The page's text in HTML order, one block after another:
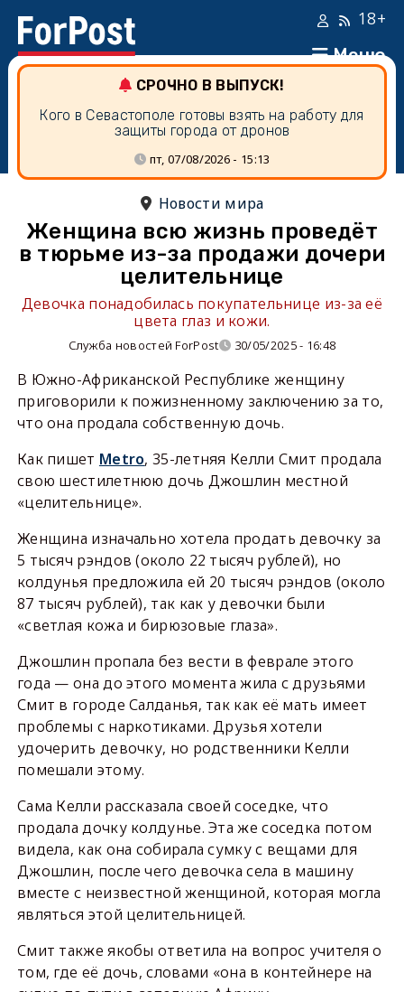
Меню
18+
СРОЧНО В ВЫПУСК!
Кого в Севастополе готовы взять на работу для
защиты города от дронов
пт, 07/08/2026 - 15:13
Новости мира
Женщина всю жизнь проведёт
в тюрьме из-за продажи дочери
целительнице
Девочка понадобилась покупательнице из-за её
цвета глаз и кожи.
Служба новостей ForPost 30/05/2025 - 16:48
В Южно-Африканской Республике женщину
приговорили к пожизненному заключению за то,
что она продала собственную дочь.
Как пишет Metro, 35-летняя Келли Смит продала
свою шестилетнюю дочь Джошлин местной
«целительнице».
Женщина изначально хотела продать девочку за
5 тысяч рэндов (около 22 тысяч рублей), но
колдунья предложила ей 20 тысяч рэндов (около
87 тысяч рублей), так как у девочки были
«светлая кожа и бирюзовые глаза».
Джошлин пропала без вести в феврале этого
года — она до этого момента жила с друзьями
Смит в городе Салданья, так как её мать имеет
проблемы с наркотиками. Друзья хотели
удочерить девочку, но родственники Келли
помешали этому.
Сама Келли рассказала своей соседке, что
продала дочку колдунье. Эта же соседка потом
видела, как она собирала сумку с вещами для
Джошлин, после чего девочка села в машину
вместе с неизвестной женщиной, которая могла
являться этой целительницей.
Смит также якобы ответила на вопрос учителя о
том, где её дочь, словами «она в контейнере на